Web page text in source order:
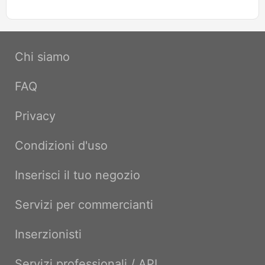
Chi siamo
FAQ
Privacy
Condizioni d'uso
Inserisci il tuo negozio
Servizi per commercianti
Inserzionisti